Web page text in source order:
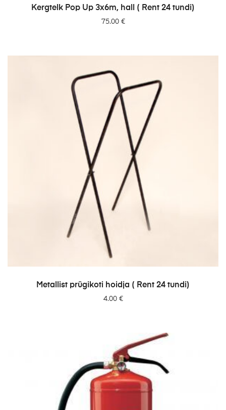
LISA PÄRINGUSSE
Kergtelk Pop Up 3x6m, hall ( Rent 24 tundi)
75.00 €
LISA PÄRINGUSSE
Metallist prügikoti hoidja ( Rent 24 tundi)
4.00 €